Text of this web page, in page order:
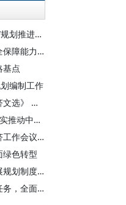
郑栅洁：以高质量实施“十五五”规划推进中国式现代化建设
郑栅洁：持续提升国家经济安全保障能力 以新安全格局保障新发展格局
基点
编制工作
郑栅洁：学好用好《习近平经济文选》 扎实推动高质量发展
郑栅洁：干字当头 奋发有为 扎实推动中央经济工作会议各项部署落到实处
郑栅洁：深入学习贯彻中央经济工作会议精神 凝心聚力推动经济持续回升向好
绿色转型
郑栅洁：健全国家经济社会发展规划制度体系
郑栅洁：聚焦中心工作和首要任务，全面推进中国式现代化建设